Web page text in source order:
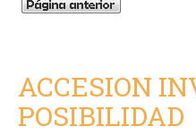
ACCESION
POSIBILIDAD